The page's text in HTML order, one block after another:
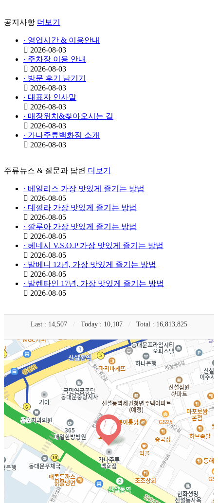
공지사항 더보기
· 영업시간 & 이용안내
2026-08-03
· 주차장 이용 안내
2026-08-03
· 방문 후기 남기기
2026-08-03
· 대표자 인사말
2026-08-03
· 매장위치&찾아오시는 길
2026-08-03
· 가나주류백화점 소개
2026-08-03
주류뉴스 & 질문과 답변 더보기
· 베일리스 가장 맛있게 즐기는 방법
2026-08-05
· 데낄라 가장 맛있게 즐기는 방법
2026-08-05
· 깔루아 가장 맛있게 즐기는 방법
2026-08-05
· 헤네시 V.S.O.P 가장 맛있게 즐기는 방법
2026-08-05
· 발베니 12년, 가장 맛있게 즐기는 방법
2026-08-05
· 발렌타인 17년, 가장 맛있게 즐기는 방법
2026-08-05
Last : 14,507 / Today : 10,107 / Total : 16,813,825